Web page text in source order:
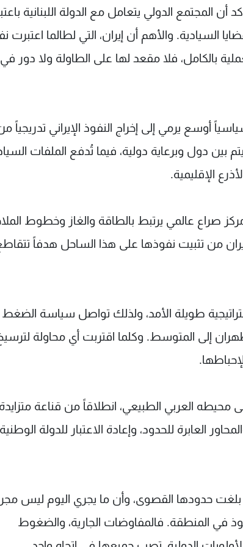
المجتمع الدولي يتعامل مع الدولة اللبنانية
السيادية. والأهم أن إيران، التي لطالما اعتبرت
بالكامل، فلا مقعد لها على الطاولة ولا دور في
أوسع يرمي إلى إخراج النفوذ الإيراني تدريجياً
دول وبرعاية دولية، فيما تُدفع الملفات
الإقليمية.
صراع عالمي يرتبط بالطاقة والغاز وخطوط
من تثبيت نفوذها على هذا الساحل هدفاً
طويلة الأمد، ولذلك تواصل سياسة الضغط
إلى المتوسط. وكلما اقتربت أي محاولة
محيطه العربي الطبيعي، انطلاقاً من قناعة
العابرة للحدود، وإعادة الاعتبار للدولة الوطنية
بلغت حدودها القصوى، وأن ما يجري اليوم ليس
في المنطقة. فالمفاوضات الجارية، والضغوط